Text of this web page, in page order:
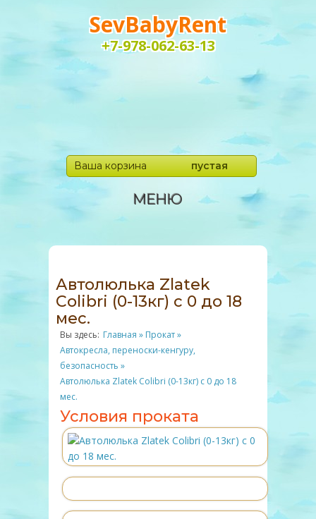
SevBabyRent
+7-978-062-63-13
Ваша корзина пустая
МЕНЮ
Автолюлька Zlatek
Colibri (0-13кг) с 0 до 18
мес.
Вы здесь: Главная » Прокат»
Автокресла, переноски-кенгуру,
безопасность »
Автолюлька Zlatek Colibri (0-13кг) с 0 до 18
мес.
Условия проката